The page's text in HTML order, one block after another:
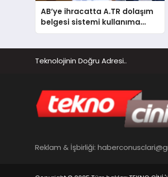
AB’ye ihracatta A.TR dolaşım
belgesi sistemi kullanıma
sunuldu
Teknolojinin Doğru Adresi..
Reklam & İşbirliği: